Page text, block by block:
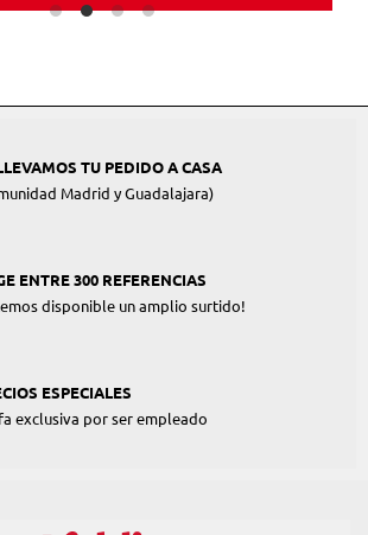
TU PEDIDO A CASA
Madrid y Guadalajara)
ENTRE 300 REFERENCIAS
disponible un amplio surtido!
ESPECIALES
exclusiva por ser empleado